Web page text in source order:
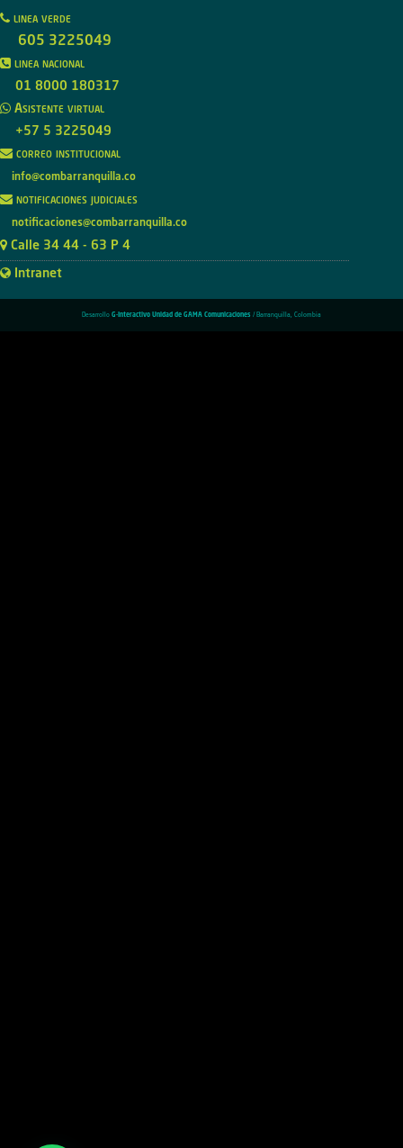
linea verde
605 3225049
linea nacional
01 8000 180317
Asistente virtual
+57 5 3225049
correo institucional
info@combarranquilla.co
notificaciones judiciales
notificaciones@combarranquilla.co
Calle 34 44 - 63 P 4
Intranet
Desarrollo G-Interactivo Unidad de GAMA Comunicaciones / Barranquilla, Colombia